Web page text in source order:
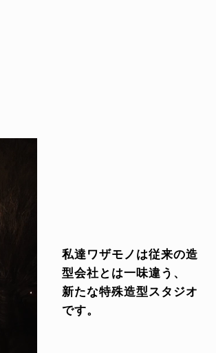
私達ワザモノは従来の造
型会社とは一味違う、
新たな特殊造型スタジオ
です。